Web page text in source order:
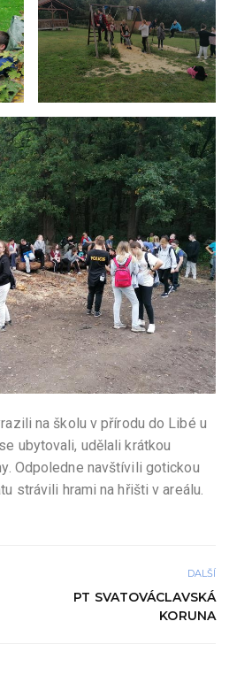
na školu v přírodu do Libé u
ubytovali, udělali krátkou
Odpoledne navštívili gotickou
strávili hrami na hřišti v areálu.
DALŠÍ
PT SVATOVÁCLAVSKÁ
KORUNA